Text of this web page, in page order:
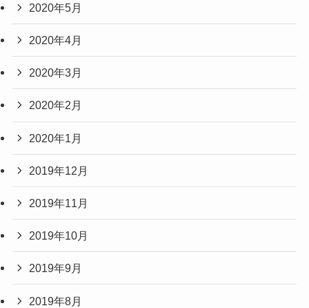
2020年5月
2020年4月
2020年3月
2020年2月
2020年1月
2019年12月
2019年11月
2019年10月
2019年9月
2019年8月